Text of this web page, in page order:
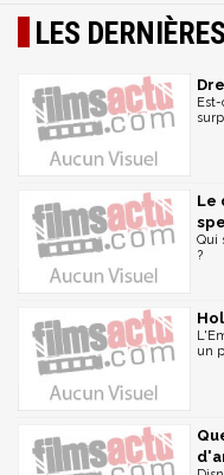
LES
Le
Qui
?
un